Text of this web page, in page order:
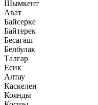
Шымкент
Ават
Байсерке
Байтерек
Бесагаш
Белбулак
Талгар
Есик
Алтау
Каскелен
Коянды